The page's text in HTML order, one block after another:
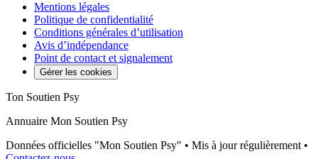
Mentions légales
Politique de confidentialité
Conditions générales d’utilisation
Avis d’indépendance
Point de contact et signalement
Gérer les cookies
Ton Soutien Psy
Annuaire Mon Soutien Psy
Données officielles "Mon Soutien Psy" • Mis à jour régulièrement •